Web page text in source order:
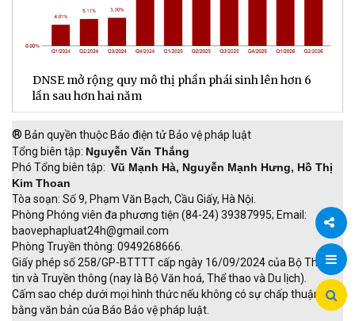
Chia
DNSE mở rộng quy mô thị phần phái sinh lên hơn 6
lần sau hơn hai năm
® Bản quyền thuộc Báo điện tử Bảo vệ pháp luật
Tổng biên tập: Nguyễn Văn Thắng
Phó Tổng biên tập: Vũ Mạnh Hà, Nguyễn Mạnh Hưng, Hồ Thị
Kim Thoan
Tòa soạn: Số 9, Phạm Văn Bạch, Cầu Giấy, Hà Nội.
Phòng Phóng viên đa phương tiện (84-24) 39387995; Email:
baovephapluat24h@gmail.com
Phòng Truyền thông: 0949268666.
Giấy phép số 258/GP-BTTTT cấp ngày 16/09/2024 của Bộ Thông
tin và Truyền thông (nay là Bộ Văn hoá, Thể thao và Du lịch).
Cấm sao chép dưới mọi hình thức nếu không có sự chấp thuận
bằng văn bản của Báo Bảo vệ pháp luật.